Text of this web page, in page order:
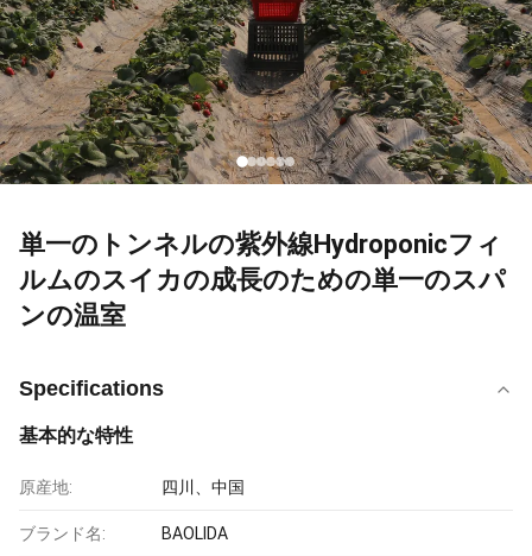
単一のトンネルの紫外線Hydroponicフィ
ルムのスイカの成長のための単一のスパ
ンの温室
Specifications
基本的な特性
原産地: 四川、中国
ブランド名: BAOLIDA